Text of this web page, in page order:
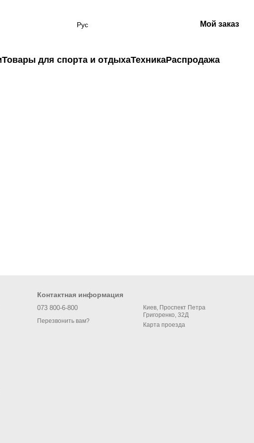
Рус Мой заказ
Товары для спорта и отдыхаТехникаРаспродажа
Контактная информация
073 800-6-800
Перезвонить вам?
Киев, Проспект Петра
Григоренко, 32Д
Карта проезда